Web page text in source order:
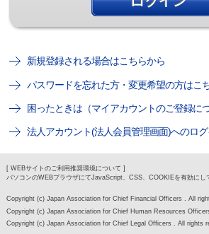
新規登録される場合はこちらから
パスワードを忘れた方・変更希望の方はこ
困ったときは（マイアカウントのご登録につ
法人アカウント(法人会員管理画面)へのロ
[ WEBサイトのご利用推奨環境について ]
パソコンのWEBブラウザにてJavaScript、CSS、COOKIEを有効にし
Copyright (c) Japan Association for Chief Financial Officers . All
Copyright (c) Japan Association for Chief Human Resources
Copyright (c) Japan Association for Chief Legal Officers . All rights